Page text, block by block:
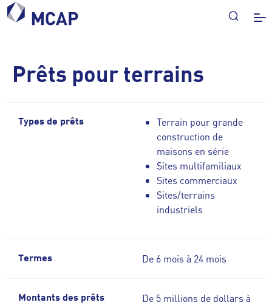
Prêts pour terrains
Types de prêts
Terrain pour grande
construction de
maisons en série
Sites multifamiliaux
Sites commerciaux
Sites/terrains
industriels
Termes De 6 mois à 24 mois
Montants des prêts
De 5 millions de dollars à